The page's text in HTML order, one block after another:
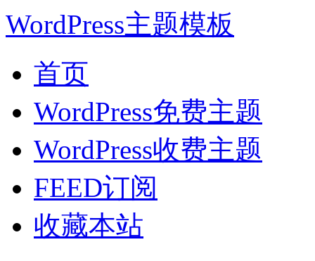
WordPress主题模板
首页
WordPress免费主题
WordPress收费主题
FEED订阅
收藏本站